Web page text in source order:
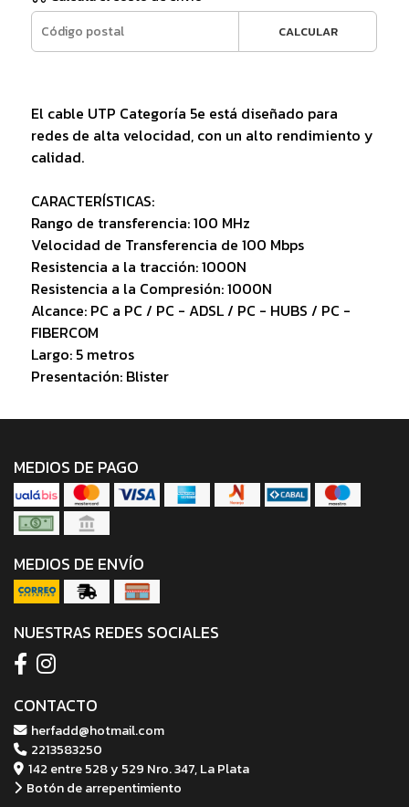
CALCULAR
El cable UTP Categoría 5e está diseñado para
redes de alta velocidad, con un alto rendimiento y
calidad.
CARACTERÍSTICAS:
Rango de transferencia: 100 MHz
Velocidad de Transferencia de 100 Mbps
Resistencia a la tracción: 1000N
Resistencia a la Compresión: 1000N
Alcance: PC a PC / PC - ADSL / PC - HUBS / PC -
FIBERCOM
Largo: 5 metros
Presentación: Blister
MEDIOS DE PAGO
MEDIOS DE ENVÍO
NUESTRAS REDES SOCIALES
CONTACTO
herfadd@hotmail.com
2213583250
142 entre 528 y 529 Nro. 347, La Plata
Botón de arrepentimiento